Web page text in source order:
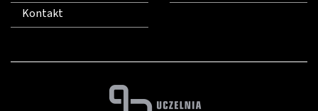
Kontakt